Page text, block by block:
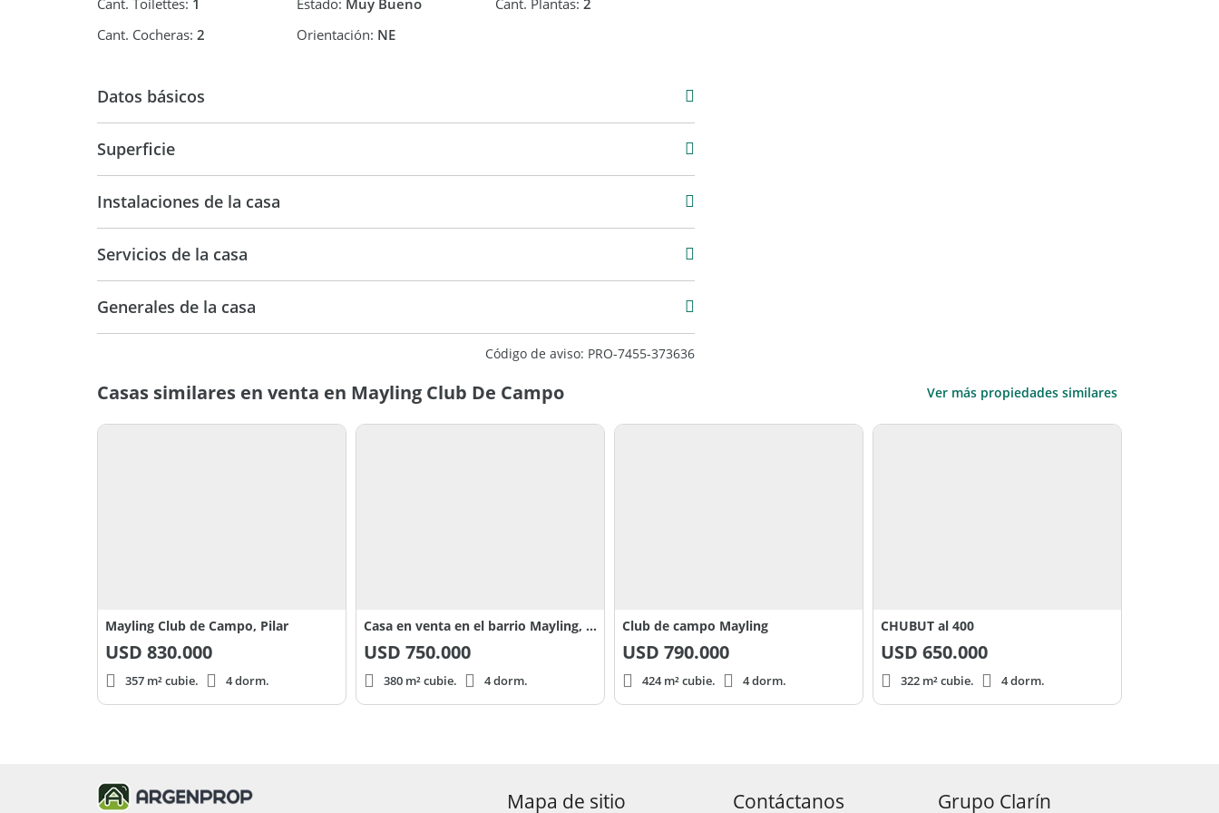
Cant. Cocheras: 2 Orientación: NE
Datos básicos
Superficie
Instalaciones de la casa
Servicios de la casa
Generales de la casa
Código de aviso: PRO-7455-373636
Casas similares en venta en Mayling Club De Campo Ver más propiedades similares
Mayling Club de Campo, Pilar
USD 830.000
357 m² cubie. 4 dorm.
Casa en venta en el barrio Mayling, Pilar
USD 750.000
380 m² cubie. 4 dorm.
Club de campo Mayling
USD 790.000
424 m² cubie. 4 dorm.
CHUBUT al 400
USD 650.000
322 m² cubie. 4 dorm.
Mapa de sitio Contáctanos Grupo Clarín